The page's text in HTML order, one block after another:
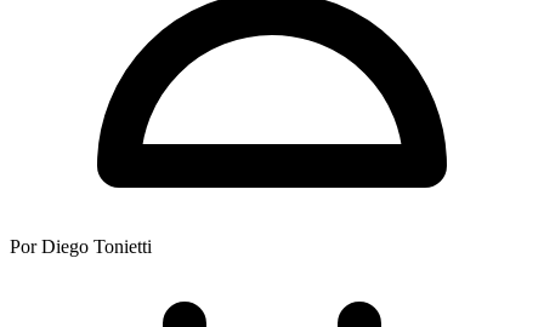
PorDiego Tonietti